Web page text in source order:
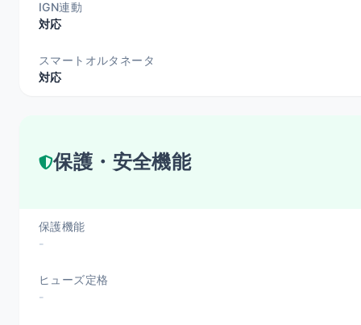
IGN連動
対応
スマートオルタネータ
対応
保護・安全機能
保護機能
-
ヒューズ定格
-